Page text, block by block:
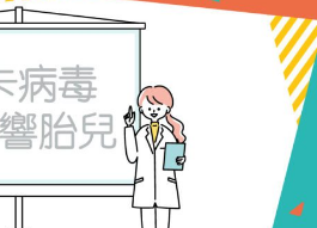
套餐價格
傳媒報道
醫療設備